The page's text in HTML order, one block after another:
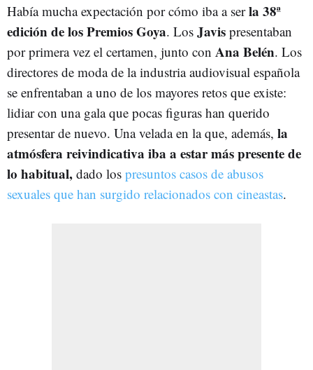
Había mucha expectación por cómo iba a serla 38ª
edición de los Premios Goya. Los Javis presentaban
por primera vez el certamen, junto con Ana Belén. Los
directores de moda de la industria audiovisual española
se enfrentaban a uno de los mayores retos que existe:
lidiar con una gala que pocas figuras han querido
presentar de nuevo. Una velada en la que, además, la
atmósfera reivindicativa iba a estar más presente de
lo habitual, dado los presuntos casos de abusos
sexuales que han surgido relacionados con cineastas.